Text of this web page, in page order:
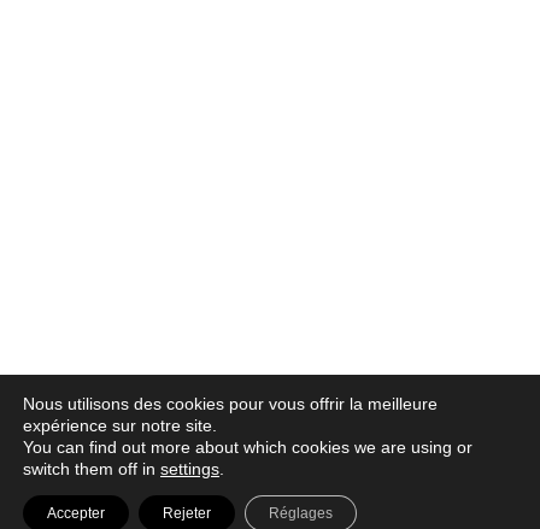
© 2026 |Política de privacidad|Aviso legal
Política de cookies|Contacto |
Nous utilisons des cookies pour vous offrir la meilleure
expérience sur notre site.
You can find out more about which cookies we are using or
switch them off in settings
Accepter Rejeter Réglages